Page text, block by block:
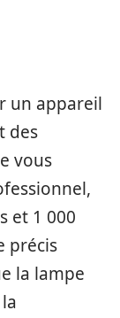
un appareil
des
vous
et 1 000
précis
la lampe